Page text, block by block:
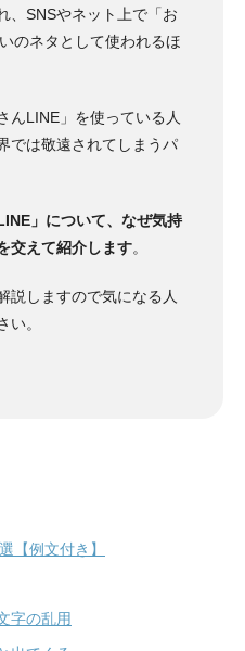
、SNSやネット上で「お
のネタとして使われるほ
んLINE」を使っている人
では敬遠されてしまうパ
」について、なぜ気持
交えて紹介します。
説しますので気になる人
い。
【例文付き】
字の乱用